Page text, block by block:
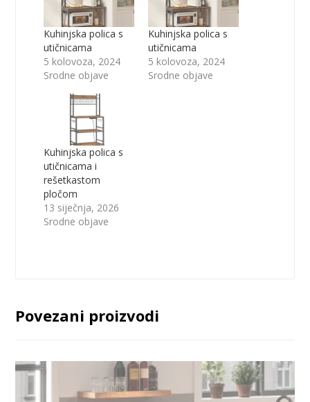
Kuhinjska polica s
utičnicama
5 kolovoza, 2024
Srodne objave
Kuhinjska polica s
utičnicama
5 kolovoza, 2024
Srodne objave
Kuhinjska polica s
utičnicama i
rešetkastom
pločom
13 siječnja, 2026
Srodne objave
Povezani proizvodi